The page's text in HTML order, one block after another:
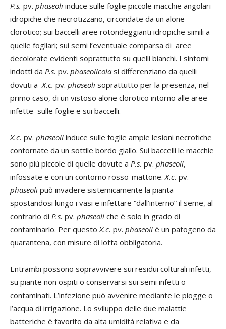
P.s. pv. phaseoli induce sulle foglie piccole macchie angolari
idropiche che necrotizzano, circondate da un alone
clorotico; sui baccelli aree rotondeggianti idropiche simili a
quelle fogliari; sui semi l’eventuale comparsa di aree
decolorate evidenti soprattutto su quelli bianchi. I sintomi
indotti da P.s. pv. phaseolicola si differenziano da quelli
dovuti aX.c. pv. phaseoli soprattutto per la presenza, nel
primo caso, di un vistoso alone clorotico intorno alle aree
infette sulle foglie e sui baccelli.
X.c. pv. phaseoli induce sulle foglie ampie lesioni necrotiche
contornate da un sottile bordo giallo. Sui baccelli le macchie
sono più piccole di quelle dovute a P.s. pv. phaseoli,
infossate e con un contorno rosso-mattone.X.c. pv.
phaseoli può invadere sistemicamente la pianta
spostandosi lungo i vasi e infettare “dall’interno” il seme, al
contrario di P.s. pv. phaseoli che è solo in grado di
contaminarlo. Per questoX.c. pv. phaseoli è un patogeno da
quarantena, con misure di lotta obbligatoria.
Entrambi possono sopravvivere sui residui colturali infetti,
su piante non ospiti o conservarsi sui semi infetti o
contaminati. L’infezione può avvenire mediante le piogge o
l’acqua di irrigazione. Lo sviluppo delle due malattie
batteriche è favorito da alta umidità relativa e da